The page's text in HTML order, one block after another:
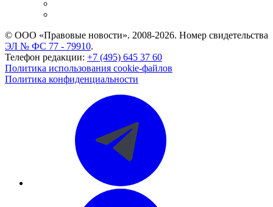
© ООО «Правовые новости». 2008-2026. Номер свидетельства
ЭЛ № ФС 77 - 79910.
Телефон редакции: +7 (495) 645 37 60
Политика использования cookie-файлов
Политика конфиденциальности